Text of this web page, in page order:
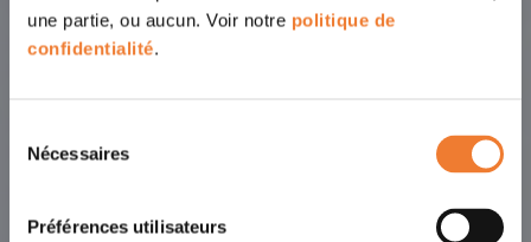
une partie, ou aucun. Voir notre politique de
confidentialité.
Nécessaires
Préférences utilisateurs